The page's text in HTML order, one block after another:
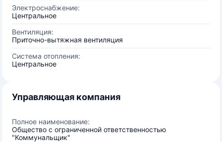
Электроснабжение:
Центральное
Вентиляция:
Приточно-вытяжная вентиляция
Система отопления:
Центральное
Управляющая компания
Полное наименование:
Общество с ограниченной ответственностью
"Коммунальщик"